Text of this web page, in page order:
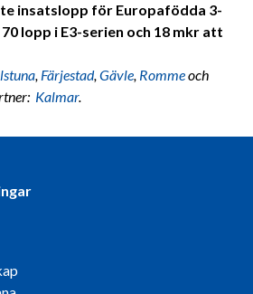
insatslopp för Europafödda 3-
lopp i E3-serien och 18 mkr att
, Färjestad,Gävle, Rommeoch
Kalmar.